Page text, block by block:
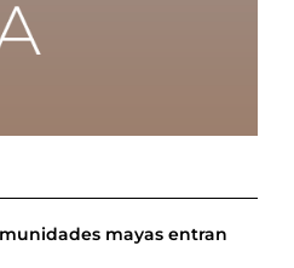
mayas entran